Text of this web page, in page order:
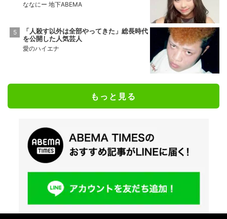
ななにー 地下ABEMA
「人殺す以外は全部やってきた」総長時代
を公開した人気芸人
愛のハイエナ
もっと見る